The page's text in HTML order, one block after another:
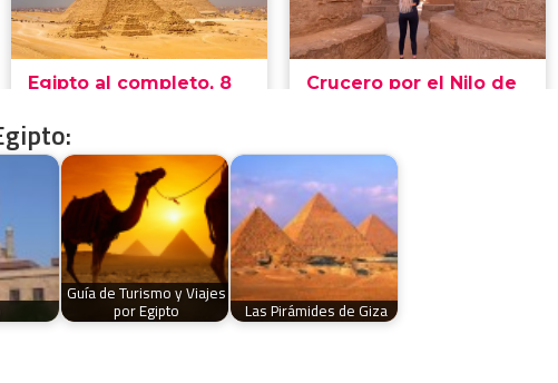
Guía de Turismo y Viajes
por Egipto
Las Pirámides de Giza